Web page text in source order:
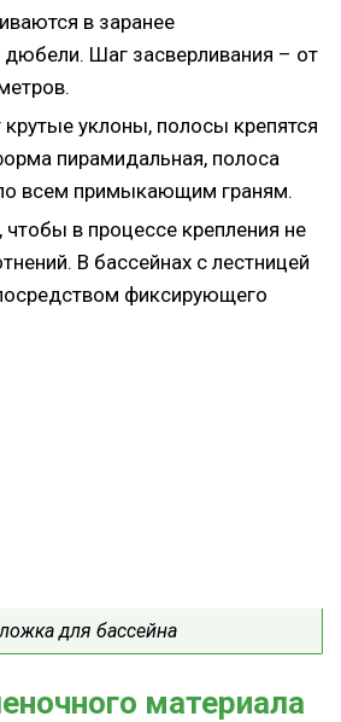
в заранее
дюбели. Шаг засверливания – от
уклоны, полосы крепятся
пирамидальная, полоса
всем примыкающим граням.
чтобы в процессе крепления не
В бассейнах с лестницей
фиксирующего
для бассейна
материала